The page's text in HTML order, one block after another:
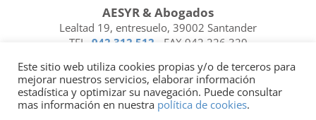
AESYR & Abogados
Lealtad 19, entresuelo, 39002 Santander
TEL. 942 312 512 - FAX 942 226 329
FacebookLinkedin
Socio de | Miembro de
Este sitio web utiliza cookies propias y/o de terceros para
mejorar nuestros servicios, elaborar información
estadística y optimizar su navegación. Puede consultar
mas información en nuestra política de cookies.